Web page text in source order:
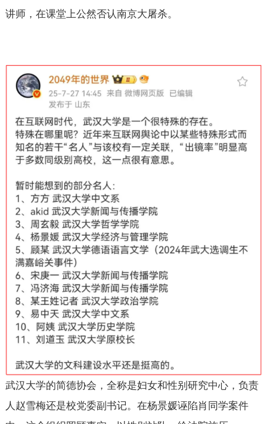
讲师，在课堂上公然否认南京大屠杀。
武汉大学的简德协会，全称是妇女和性别研究中心，负责
人赵雪梅还是校党委副书记。在杨景媛诬陷肖同学案件